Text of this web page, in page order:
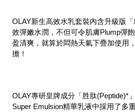
OLAY新生高效水乳套裝內含升級版
效彈嫩水潤，不但可令肌膚Plump彈
盈清爽，就算於悶熱天氣下疊加使用
擔！
OLAY專研皇牌成分「胜肽(Peptide)*
Super Emulsion精華乳液中採用了多